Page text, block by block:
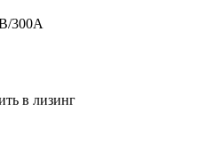
в лизинг